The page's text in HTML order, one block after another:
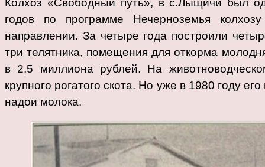
годов по программе Нечерноземья
направлении. За четыре года построили
три телятника, помещения для откорма
в 2,5 миллиона рублей. На
крупного рогатого скота. Но уже в 1980 году
надои молока.